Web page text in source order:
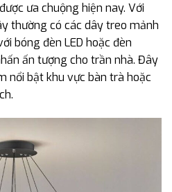
ưa chuộng hiện nay. Với
thường có các dây treo mảnh
bóng đèn LED hoặc đèn
ấn tượng cho trần nhà. Đây
nổi bật khu vực bàn trà hoặc